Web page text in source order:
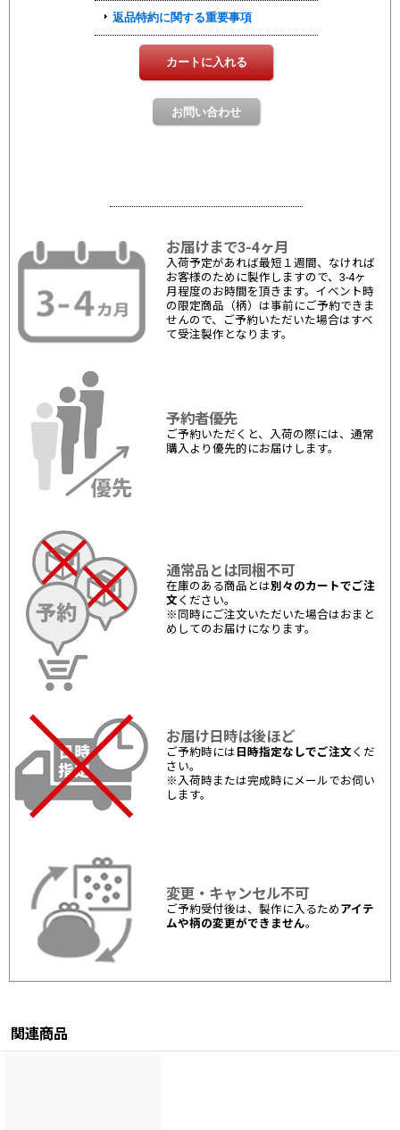
お届けまで3-4ヶ月
入荷予定があれば最短１週間、なければ
お客様のために製作しますので、3-4ヶ
月程度のお時間を頂きます。イベント時
の限定商品（柄）は事前にご予約できま
せんので、ご予約いただいた場合はすべ
て受注製作となります。
予約者優先
ご予約いただくと、入荷の際には、通常
購入より優先的にお届けします。
通常品とは同梱不可
在庫のある商品とは別々のカートでご注
文 ください。
※同時にご注文いただいた場合はおまと
めしてのお届けになります。
お届け日時は後ほど
ご予約時には 日時指定なしでご注文 くだ
さい。
※入荷時または完成時にメールでお伺い
します。
変更・キャンセル不可
ご予約受付後は、製作に入るため アイテ
ムや柄の変更ができません。
関連商品